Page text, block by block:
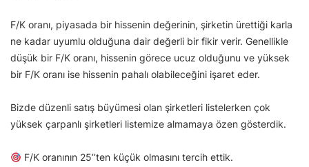
F/K oranı, piyasada bir hissenin değerinin, şirketin ürettiği karla
ne kadar uyumlu olduğuna dair değerli bir fikir verir. Genellikle
düşük bir F/K oranı, hissenin görece ucuz olduğunu ve yüksek
bir F/K oranı ise hissenin pahalı olabileceğini işaret eder.
Bizde düzenli satış büyümesi olan şirketleri listelerken çok
yüksek çarpanlı şirketleri listemize almamaya özen gösterdik.
F/K oranının 25’’ten küçük olmasını tercih ettik.